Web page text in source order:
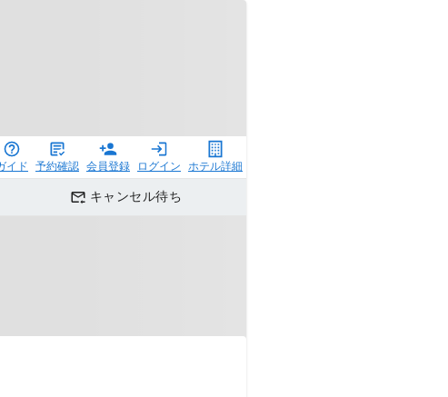
ホテル詳細
ログイン
会員登録
予約確認
イド
キャンセル待ち